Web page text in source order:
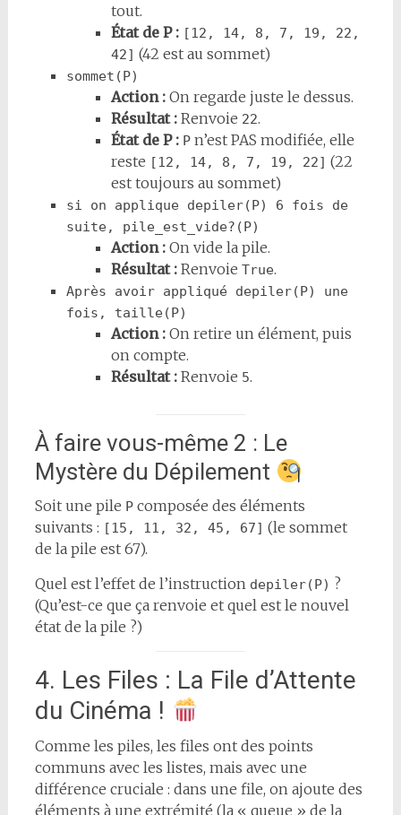
tout.
État de P : [12, 14, 8, 7, 19, 22,
42] (42 est au sommet)
sommet(P)
Action :On regarde juste le dessus.
Résultat :Renvoie 22.
État de P : Pn’est PAS modifiée, elle
reste [12, 14, 8, 7, 19, 22] (22
est toujours au sommet)
si on applique depiler(P) 6 fois de
suite, pile_est_vide?(P)
Action :On vide la pile.
Résultat :Renvoie True.
Après avoir appliqué depiler(P) une
fois, taille(P)
Action :On retire un élément, puis
on compte.
Résultat :Renvoie 5.
À faire vous-même 2 : Le
Mystère du Dépilement
Soit une pile Pcomposée des éléments
suivants : [15, 11, 32, 45, 67] (le sommet
de la pile est 67).
Quel est l’effet de l’instruction depiler(P) ?
(Qu’est-ce que ça renvoie et quel est le nouvel
état de la pile ?)
4. Les Files : La File d’Attente
du Cinéma !
Comme les piles, les files ont des points
communs avec les listes, mais avec une
différence cruciale : dans une file, on ajoute des
éléments à une extrémité (la « queue » de la